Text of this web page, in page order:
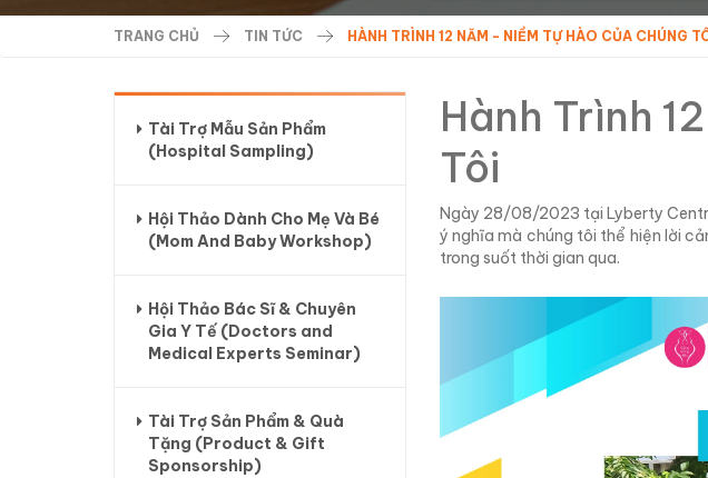
TRANG CHỦ TIN TỨC HÀNH TRÌNH 12 NĂM - NIỀM TỰ HÀO CỦA CHÚNG
Hành Trình
Tôi
Ngày 28/08/2023 tại Lyberty
ý nghĩa mà chúng tôi thể hiện lời
trong suốt thời gian qua.
Tài Trợ Mẫu Sản Phẩm
(Hospital Sampling)
Hội Thảo Dành Cho Mẹ Và Bé
(Mom And Baby Workshop)
Hội Thảo Bác Sĩ & Chuyên
Gia Y Tế (Doctors and
Medical Experts Seminar)
Tài Trợ Sản Phẩm & Quà
Tặng (Product & Gift
Sponsorship)